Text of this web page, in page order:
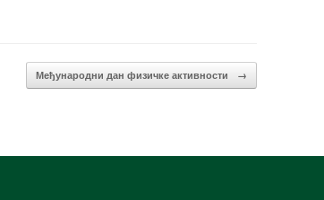
Међународни дан физичке активности →